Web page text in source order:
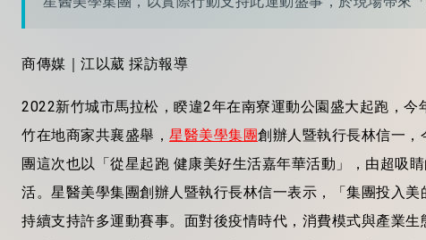
商傳媒｜江以葳 採訪報導
2022新竹城市馬拉松，睽違2年在南寮運動公園盛大起跑，
竹在地商家共襄盛舉， 星醫美學集團創辦人暨執行長林信一
團這次也以「從星起跑 健康美好生活嘉年華活動」，由超吸
活。星醫美學集團創辦人暨執行長林信一表示，「集團投入
持續支持許多運動賽事。面對後疫情時代，消費模式與產業